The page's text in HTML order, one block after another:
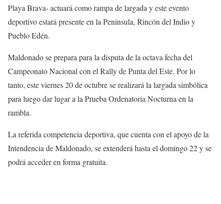
Playa Brava- actuará como rampa de largada y este evento
deportivo estará presente en la Península, Rincón del Indio y
Pueblo Edén.
Maldonado se prepara para la disputa de la octava fecha del
Campeonato Nacional con el Rally de Punta del Este. Por lo
tanto, este viernes 20 de octubre se realizará la largada simbólica
para luego dar lugar a la Prueba Ordenatoria Nocturna en la
rambla.
La referida competencia deportiva, que cuenta con el apoyo de la
Intendencia de Maldonado, se extenderá hasta el domingo 22 y se
podrá acceder en forma gratuita.